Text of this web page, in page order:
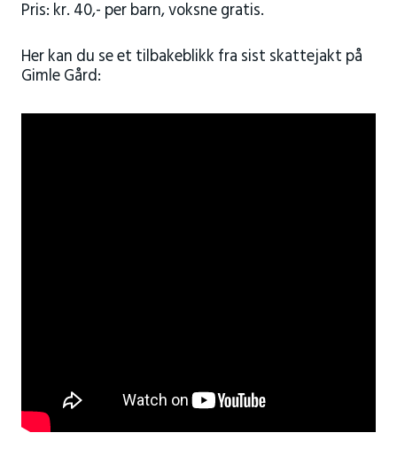
Pris: kr. 40,- per barn, voksne gratis.
Her kan du se et tilbakeblikk fra sist skattejakt på
Gimle Gård: